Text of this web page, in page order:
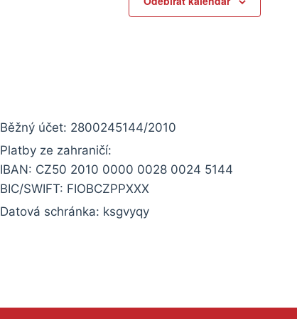
Běžný účet: 2800245144/2010
Platby ze zahraničí:
IBAN: CZ50 2010 0000 0028 0024 5144
BIC/SWIFT: FIOBCZPPXXX
Datová schránka: ksgvyqy